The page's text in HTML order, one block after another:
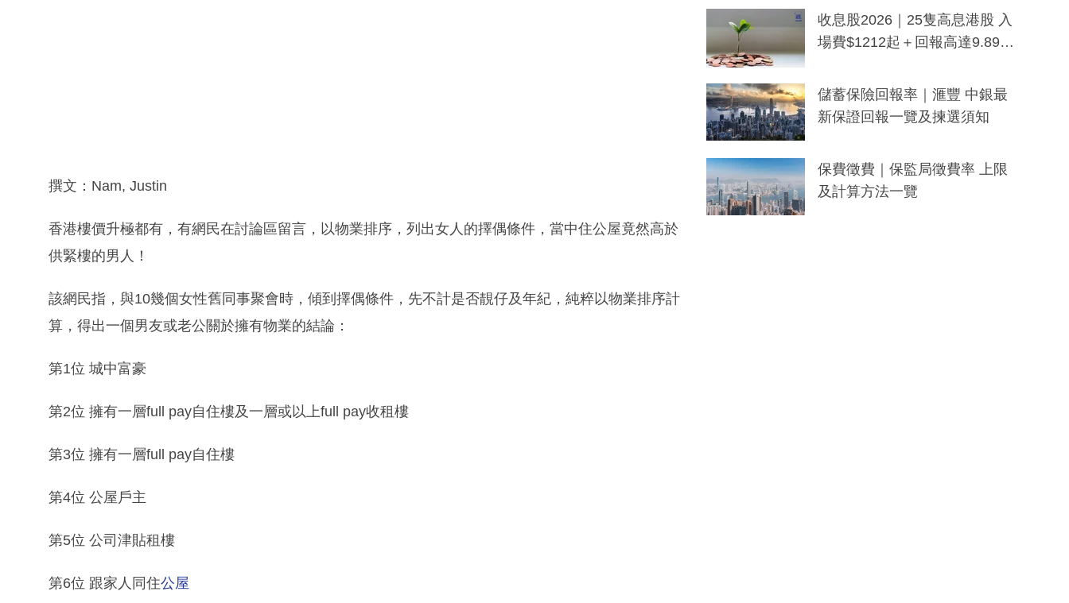
撰文：Nam, Justin
香港樓價升極都有，有網民在討論區留言，以物業排序，列出女人的擇偶條件，當中住公屋竟然高於
供緊樓的男人！
該網民指，與10幾個女性舊同事聚會時，傾到擇偶條件，先不計是否靚仔及年紀，純粹以物業排序計
算，得出一個男友或老公關於擁有物業的結論：
第1位 城中富豪
第2位 擁有一層full pay自住樓及一層或以上full pay收租樓
第3位 擁有一層full pay自住樓
第4位 公屋戶主
第5位 公司津貼租樓
第6位 跟家人同住公屋
y及香港限定特調系列
收息股2026｜25隻高息港股 入
場費$1212起＋回報高達9.89
儲蓄保險回報率｜滙豐 中銀最
新保證回報一覽及揀選須知
保費徵費｜保監局徵費率 上限
及計算方法一覽